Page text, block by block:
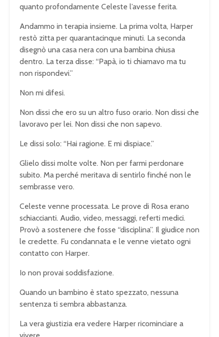
quanto profondamente Celeste l’avesse ferita.
Andammo in terapia insieme. La prima volta, Harper
restò zitta per quarantacinque minuti. La seconda
disegnò una casa nera con una bambina chiusa
dentro. La terza disse: “Papà, io ti chiamavo ma tu
non rispondevi.”
Non mi difesi.
Non dissi che ero su un altro fuso orario. Non dissi che
lavoravo per lei. Non dissi che non sapevo.
Le dissi solo: “Hai ragione. E mi dispiace.”
Glielo dissi molte volte. Non per farmi perdonare
subito. Ma perché meritava di sentirlo finché non le
sembrasse vero.
Celeste venne processata. Le prove di Rosa erano
schiaccianti. Audio, video, messaggi, referti medici.
Provò a sostenere che fosse “disciplina”. Il giudice non
le credette. Fu condannata e le venne vietato ogni
contatto con Harper.
Io non provai soddisfazione.
Quando un bambino è stato spezzato, nessuna
sentenza ti sembra abbastanza.
La vera giustizia era vedere Harper ricominciare a